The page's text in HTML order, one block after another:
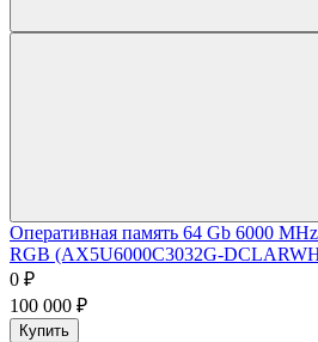
Оперативная память 64 Gb 6000
RGB (AX5U6000C3032G-
0 ₽
100 000 ₽
Купить